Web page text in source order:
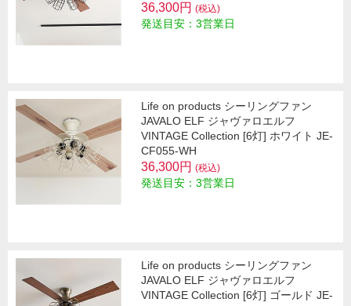
36,300円 (税込)
発送目安：3営業日
Life on products シーリングファン
JAVALO ELF ジャヴァロエルフ
VINTAGE Collection [6灯] ホワイト JE-
CF055-WH
36,300円 (税込)
発送目安：3営業日
Life on products シーリングファン
JAVALO ELF ジャヴァロエルフ
VINTAGE Collection [6灯] ゴールド JE-